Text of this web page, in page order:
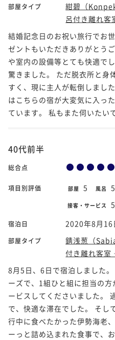
部屋タイプ
紺碧（
呂付き離れ客
結婚記念日のお祝い旅行でお
ゼントもいただきありがとう
や室内の設備等とても快適で
驚きました。 ただ脱衣所と身
すく、現に主人が転倒しまし
はこちらの宿が大変気に入っ
ています。 私もまた伺いたい
40代前半
総合点
項目別評価 部屋 5 風呂 5
接客・サービス 5
宿泊日 2020年8月16
部屋タイプ
錆浅葱（
付き離れ客室
8月5日、6日で宿泊しました
ーズで、1組ひと組に担当の
ービスしてくださいました。
で、快適な滞在でした。 そし
行中に食べたかった伊勢海老
ーっと詰め込まれた食事で、